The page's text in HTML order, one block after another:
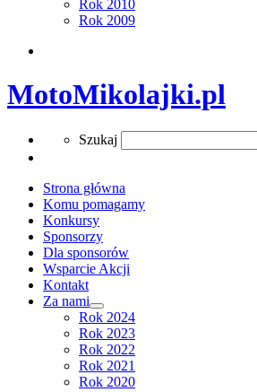
Rok 2010
Rok 2009
MotoMikolajki.pl
SearchSzukaj
Strona główna
Komu pomagamy
Konkursy
Sponsorzy
Dla sponsorów
Wsparcie Akcji
Kontakt
Za nami
Rok 2024
Rok 2023
Rok 2022
Rok 2021
Rok 2020